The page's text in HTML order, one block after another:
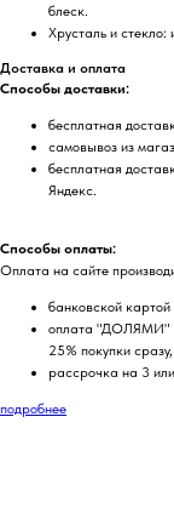
блеск.
Хрусталь и стекло:
Доставка и оплата
Способы доставки:
бесплатная
самовывоз из
бесплатная
Яндекс.
Способы оплаты:
Оплата на сайте
банковской
оплата "ДОЛЯМИ"
25% покупки
рассрочка на 3
подробнее